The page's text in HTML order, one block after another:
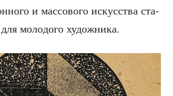
и мас­со­во­го искус­ства ста­
моло­до­го художника.